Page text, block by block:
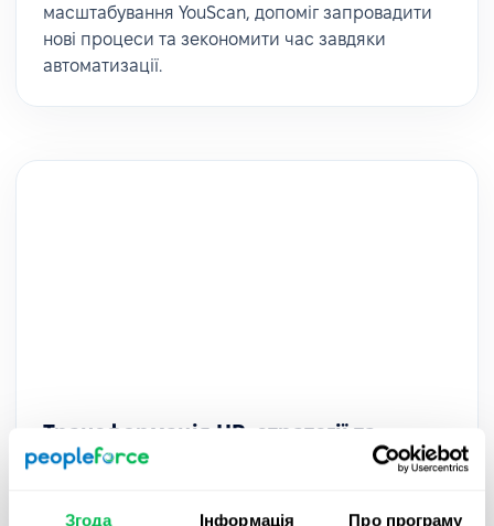
Згода Інформація Про програму
масштабування YouScan, допоміг запровадити
нові процеси та зекономити час завдяки
автоматизації.
Трансформація HR-стратегії та
процесів в AWT Bavaria – з